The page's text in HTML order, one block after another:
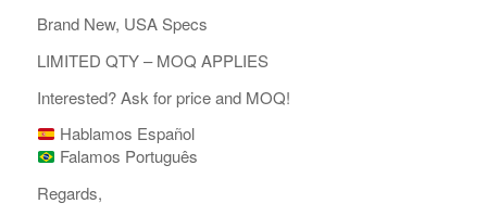
Brand New, USA Specs
LIMITED QTY – MOQ APPLIES
Interested? Ask for price and MOQ!
Hablamos Español
Falamos Português
Regards,